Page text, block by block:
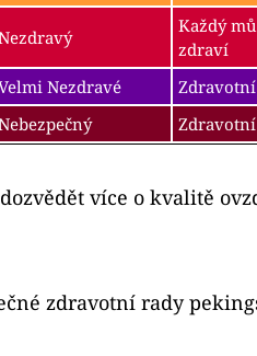
Každý
zdraví
Nezdravé
více o kvalitě
zdravotní rady